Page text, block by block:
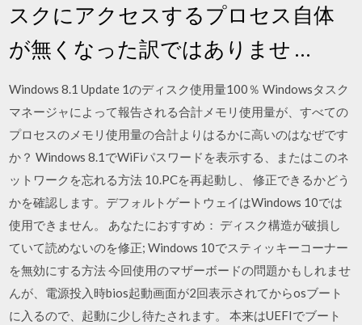
スクにアクセスするプロセス自体
が無くなった訳ではありませ …
Windows 8.1 Update 1のディスク使用量100％ Windowsタスク
マネージャによって報告される合計メモリ使用量が、すべての
プロセスのメモリ使用量の合計よりはるかに高いのはなぜです
か？ Windows 8.1でWiFiパスワードを表示する、またはこのネ
ットワークを忘れる方法 10.PCを再起動し、 修正できるかどう
かを確認します。デフォルトゲートウェイはWindows 10では
使用できません。 あなたにおすすめ： ディスク構造が破損し
ていて読めないのを修正; Windows 10でスティッキーコーナー
を無効にする方法 今回使用のマザーボードの問題かもしれませ
んが、電源投入時bios起動画面が2回表示されてからosブート
に入るので、起動に少し待たされます。 本来はUEFIでブート